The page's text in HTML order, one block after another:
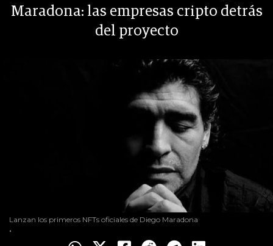
Maradona: las empresas cripto detrás
del proyecto
Lanzan los primeros NFTs oficiales de Diego Maradona
.